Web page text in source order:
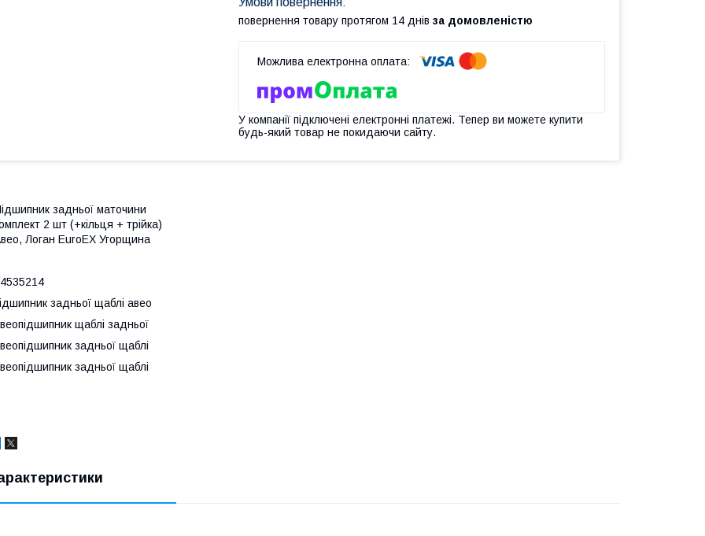
повернення товару протягом 14 днів за домовленістю
У компанії підключені електронні платежі. Тепер ви можете купити
будь-який товар не покидаючи сайту.
задньої маточини
2 шт (+кільця + трійка)
Логан EuroEX Угорщина
задньої щаблі авео
щаблі задньої
задньої щаблі
задньої щаблі